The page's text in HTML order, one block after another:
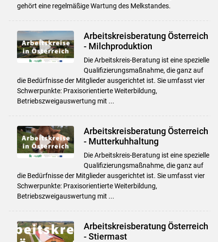
gehört eine regelmäßige Wartung des Melkstandes.
Arbeitskreisberatung Österreich
- Milchproduktion
Die Arbeitskreis-Beratung ist eine spezielle
Qualifizierungsmaßnahme, die ganz auf
die Bedürfnisse der Mitglieder ausgerichtet ist. Sie umfasst vier
Schwerpunkte: Praxisorientierte Weiterbildung,
Betriebszweigauswertung mit ...
Arbeitskreisberatung Österreich
- Mutterkuhhaltung
Die Arbeitskreis-Beratung ist eine spezielle
Qualifizierungsmaßnahme, die ganz auf
die Bedürfnisse der Mitglieder ausgerichtet ist. Sie umfasst vier
Schwerpunkte: Praxisorientierte Weiterbildung,
Betriebszweigauswertung mit ...
Arbeitskreisberatung Österreich
- Stiermast